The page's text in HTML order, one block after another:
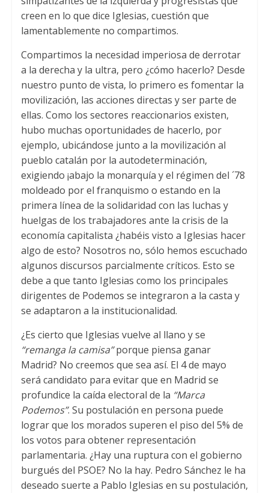
creen en lo que dice Iglesias, cuestión que
lamentablemente no compartimos.
Compartimos la necesidad imperiosa de derrotar
a la derecha y la ultra, pero ¿cómo hacerlo? Desde
nuestro punto de vista, lo primero es fomentar la
movilización, las acciones directas y ser parte de
ellas. Como los sectores reaccionarios existen,
hubo muchas oportunidades de hacerlo, por
ejemplo, ubicándose junto a la movilización al
pueblo catalán por la autodeterminación,
exigiendo ¡abajo la monarquía y el régimen del ´78
moldeado por el franquismo o estando en la
primera línea de la solidaridad con las luchas y
huelgas de los trabajadores ante la crisis de la
economía capitalista ¿habéis visto a Iglesias hacer
algo de esto? Nosotros no, sólo hemos escuchado
algunos discursos parcialmente críticos. Esto se
debe a que tanto Iglesias como los principales
dirigentes de Podemos se integraron a la casta y
se adaptaron a la institucionalidad.
¿Es cierto que Iglesias vuelve al llano y se
“remanga la camisa”porque piensa ganar
Madrid? No creemos que sea así. El 4 de mayo
será candidato para evitar que en Madrid se
profundice la caída electoral de la “Marca
Podemos”. Su postulación en persona puede
lograr que los morados superen el piso del 5% de
los votos para obtener representación
parlamentaria. ¿Hay una ruptura con el gobierno
burgués del PSOE? No la hay. Pedro Sánchez le ha
deseado suerte a Pablo Iglesias en su postulación,